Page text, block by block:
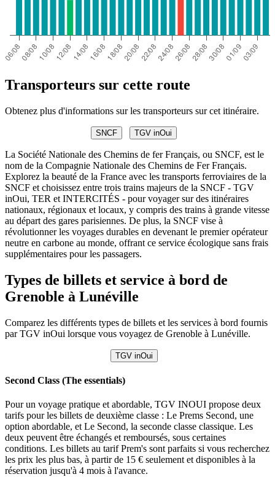
Transporteurs sur cette route
Obtenez plus d'informations sur les transporteurs sur cet itinéraire.
SNCF TGV inOui
La Société Nationale des Chemins de fer Français, ou SNCF, est le
nom de la Compagnie Nationale des Chemins de Fer Français.
Explorez la beauté de la France avec les transports ferroviaires de la
SNCF et choisissez entre trois trains majeurs de la SNCF - TGV
inOui, TER et INTERCITÉS - pour voyager sur des itinéraires
nationaux, régionaux et locaux, y compris des trains à grande vitesse
au départ des gares parisiennes. De plus, la SNCF vise à
révolutionner les voyages durables en devenant le premier opérateur
neutre en carbone au monde, offrant ce service écologique sans frais
supplémentaires pour les passagers.
Types de billets et service à bord de
Grenoble à Lunéville
Comparez les différents types de billets et les services à bord fournis
par TGV inOui lorsque vous voyagez de Grenoble à Lunéville.
TGV inOui
Second Class (The essentials)
Pour un voyage pratique et abordable, TGV INOUI propose deux
tarifs pour les billets de deuxième classe : Le Prems Second, une
option abordable, et Le Second, la seconde classe classique. Les
deux peuvent être échangés et remboursés, sous certaines
conditions. Les billets au tarif Prem's sont parfaits si vous recherchez
les prix les plus bas, à partir de 15 € seulement et disponibles à la
réservation jusqu'à 4 mois à l'avance.